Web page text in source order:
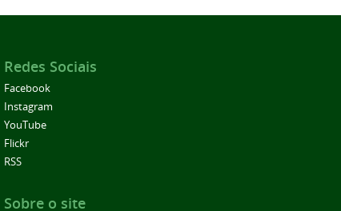
Redes Sociais
Facebook
Instagram
YouTube
Flickr
RSS
Sobre o site